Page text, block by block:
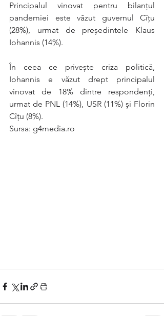
Principalul vinovat pentru bilanțul
pandemiei este văzut guvernul Cîțu
(28%), urmat de președintele Klaus
Iohannis (14%).
În ceea ce privește criza politică,
Iohannis e văzut drept principalul
vinovat de 18% dintre respondenți,
urmat de PNL (14%), USR (11%) și Florin
Cîțu (8%).
Sursa: g4media.ro